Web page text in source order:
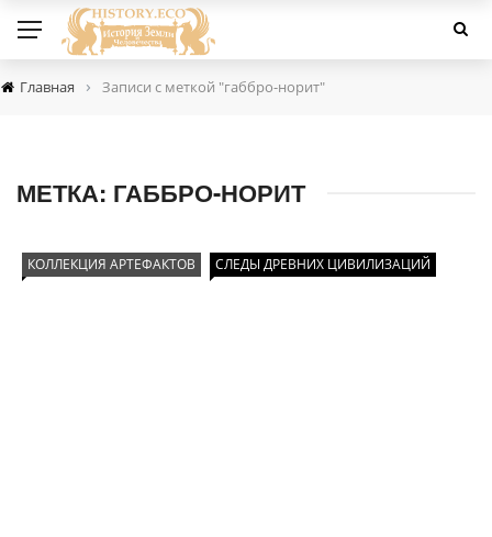
Главная › Записи с меткой "габбро-норит"
МЕТКА: ГАББРО-НОРИТ
КОЛЛЕКЦИЯ АРТЕФАКТОВ СЛЕДЫ ДРЕВНИХ ЦИВИЛИЗАЦИЙ